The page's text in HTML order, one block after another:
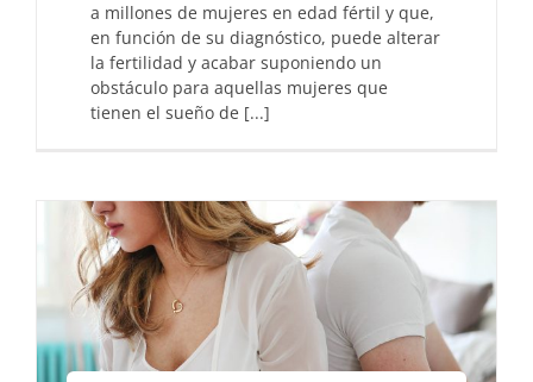
a millones de mujeres en edad fértil y que,
en función de su diagnóstico, puede alterar
la fertilidad y acabar suponiendo un
obstáculo para aquellas mujeres que
tienen el sueño de [...]